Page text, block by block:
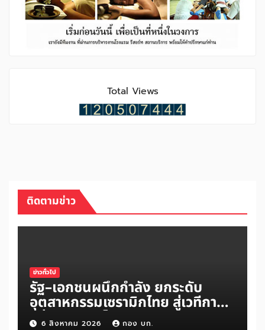
Total Views
ติดตามข่าว
ข่าวทั่วไป
รัฐ–เอกชนผนึกกำลัง ยกระดับ
อุตสาหกรรมเซรามิกไทย สู่เวทีการ
แข่งขันระดับโลก
6 สิงหาคม 2026 กอง บก.